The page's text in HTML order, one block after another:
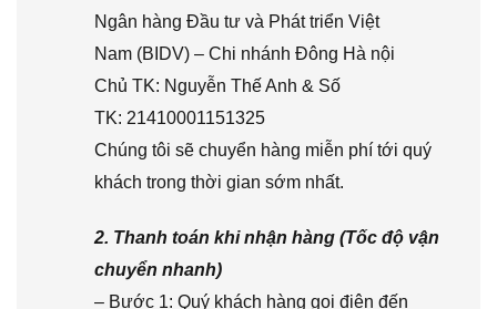
Ngân hàng Đầu tư và Phát triển Việt
Nam (BIDV) – Chi nhánh Đông Hà nội
Chủ TK: Nguyễn Thế Anh & Số
TK: 21410001151325
Chúng tôi sẽ chuyển hàng miễn phí tới quý
khách trong thời gian sớm nhất.
2. Thanh toán khi nhận hàng (Tốc độ vận
chuyển nhanh)
– Bước 1: Quý khách hàng gọi điện đến